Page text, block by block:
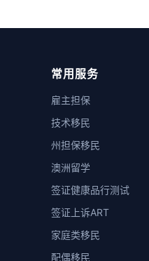
常用服务
雇主担保
技术移民
州担保移民
澳洲留学
签证健康品行测试
签证上诉ART
家庭类移民
配偶移民